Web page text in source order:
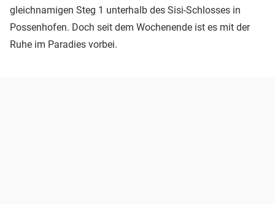
gleichnamigen Steg 1 unterhalb des Sisi-Schlosses in
Possenhofen. Doch seit dem Wochenende ist es mit der
Ruhe im Paradies vorbei.